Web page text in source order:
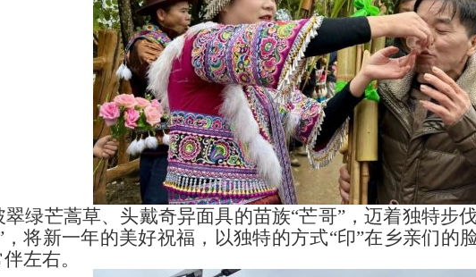
绿芒蒿草、头戴奇异面具的苗族“芒哥”，迈着独特步
将新一年的美好祝福，以独特的方式“印”在乡亲们的
左右。